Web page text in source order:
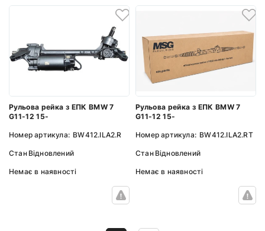
Рульова рейка з ЕПК BMW 7
G11-12 15-
Номер артикула: BW412.ILA2.R
Стан Відновлений
Немає в наявності
Рульова рейка з ЕПК BMW 7
G11-12 15-
Номер артикула: BW412.ILA2.RT
Стан Відновлений
Немає в наявності